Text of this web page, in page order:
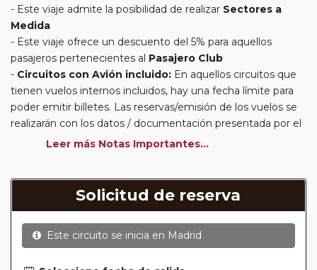
Este viaje admite la posibilidad de realizar Sectores a
Medida
Este viaje ofrece un descuento del 5% para aquellos
pasajeros pertenecientes al Pasajero Club
Circuitos con Avión incluido: En aquellos circuitos que
tienen vuelos internos incluidos, hay una fecha límite para
poder emitir billetes. Las reservas/emisión de los vuelos se
realizarán con los datos / documentación presentada por el
cliente o que conste en su reserva. Una vez realizada la
billete emitido y la necesidad de tener que emitir un nuevo
billete. No nos responsabilizaremos de los gastos
generados de cancelación y nueva emisión. Hacer una
reserva nueva puede implicar la posibilidad de no conseguir
Leer más Notas Importantes...
Solicitud de reserva
Este circuito se inicia en Madrid